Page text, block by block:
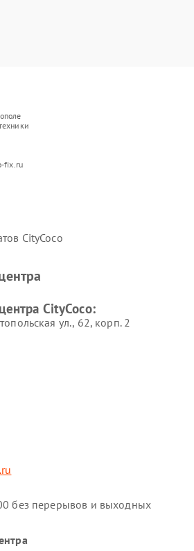
fix.ru
CityCoco
CityCoco:
ул., 62, корп. 2
без перерывов и выходных